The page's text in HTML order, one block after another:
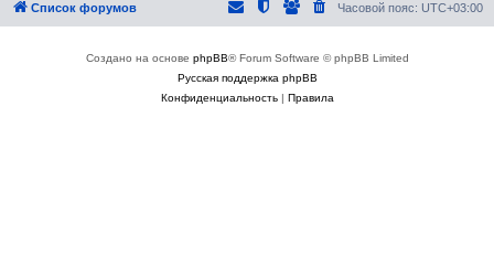
Список форумов Часовой пояс: UTC+03:00
Создано на основе phpBB® Forum Software © phpBB Limited
Русская поддержка phpBB
Конфиденциальность| Правила